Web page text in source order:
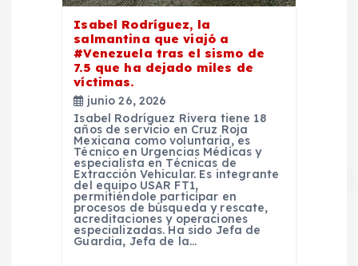
Isabel Rodríguez, la
salmantina que viajó a
#Venezuela tras el sismo de
7.5 que ha dejado miles de
víctimas.
junio 26, 2026
Isabel Rodríguez Rivera tiene 18
años de servicio en Cruz Roja
Mexicana como voluntaria, es
Técnico en Urgencias Médicas y
especialista en Técnicas de
Extracción Vehicular. Es integrante
del equipo USAR FT1,
permitiéndole participar en
procesos de búsqueda y rescate,
acreditaciones y operaciones
especializadas. Ha sido Jefa de
Guardia, Jefa de la…